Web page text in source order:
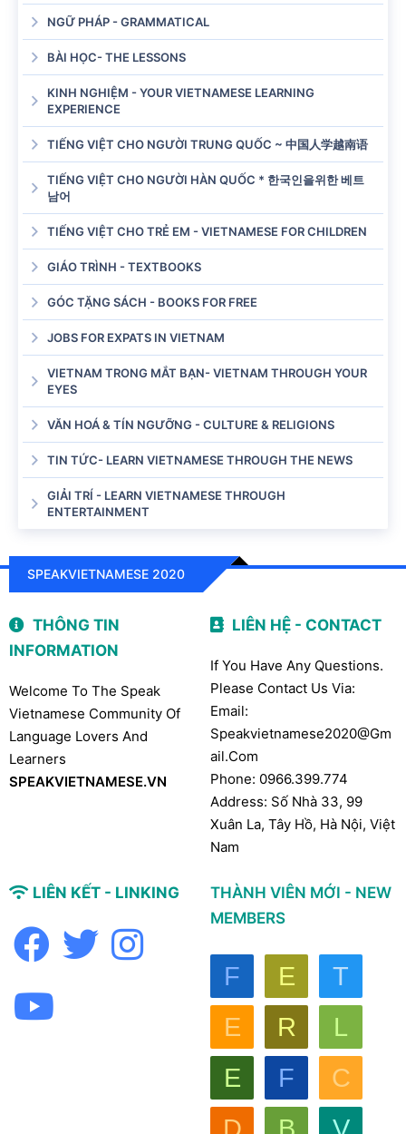
NGỮ PHÁP - GRAMMATICAL
BÀI HỌC- THE LESSONS
KINH NGHIỆM - YOUR VIETNAMESE LEARNING
EXPERIENCE
TIẾNG VIỆT CHO NGƯỜI TRUNG QUỐC ~ 中国人学越南语
TIẾNG VIỆT CHO NGƯỜI HÀN QUỐC * 한국인을위한 베트
남어
TIẾNG VIỆT CHO TRẺ EM - VIETNAMESE FOR CHILDREN
GIÁO TRÌNH - TEXTBOOKS
GÓC TẶNG SÁCH - BOOKS FOR FREE
JOBS FOR EXPATS IN VIETNAM
VIETNAM TRONG MẮT BẠN- VIETNAM THROUGH YOUR
EYES
VĂN HOÁ & TÍN NGƯỠNG - CULTURE & RELIGIONS
TIN TỨC- LEARN VIETNAMESE THROUGH THE NEWS
GIẢI TRÍ - LEARN VIETNAMESE THROUGH
ENTERTAINMENT
SPEAKVIETNAMESE 2020
THÔNG TIN
INFORMATION
Welcome To The Speak
Vietnamese Community Of
Language Lovers And
Learners
SPEAKVIETNAMESE.VN
LIÊN HỆ - CONTACT
If You Have Any Questions.
Please Contact Us Via:
Email:
Speakvietnamese2020@gm
Ail.com
Phone: 0966.399.774
Address: Số Nhà 33, 99
Xuân La, Tây Hồ, Hà Nội, Việt
Nam
LIÊN KẾT - LINKING
THÀNH VIÊN MỚI - NEW
MEMBERS
F E
T
E
R
L
E
F
C
D
B V